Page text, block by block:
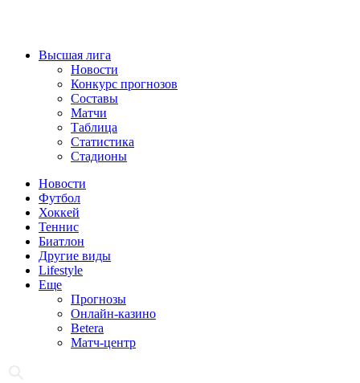
Высшая лига
Новости
Конкурс прогнозов
Составы
Матчи
Таблица
Статистика
Стадионы
Новости
Футбол
Хоккей
Теннис
Биатлон
Другие виды
Lifestyle
Еще
Прогнозы
Онлайн-казино
Betera
Матч-центр